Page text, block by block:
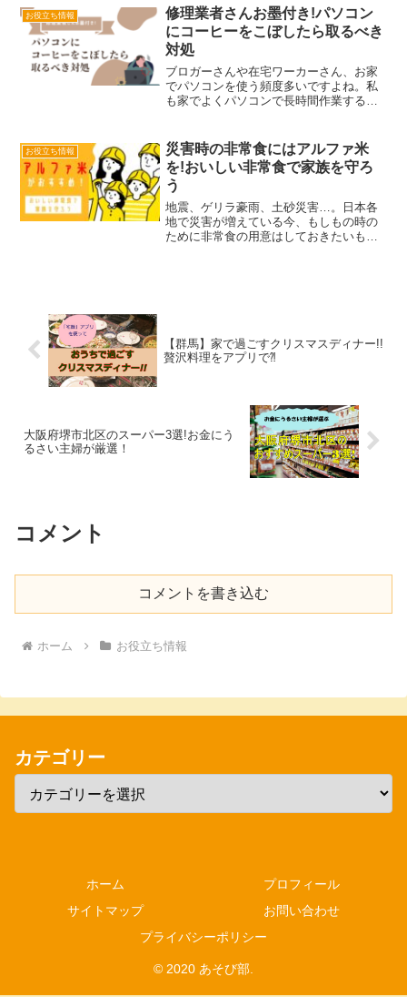
りなど、日頃特別な運動はしていなくて
も軽く動くくらいはできて...
お役立ち情報
修理業者さんお墨付き!パソコン
にコーヒーをこぼしたら取るべき
対処
ブロガーさんや在宅ワーカーさん、お家
でパソコンを使う頻度多いですよね。私
も家でよくパソコンで長時間作業するの
てしまったんです。まさか壊れた!?と冷
や汗止まりませんでした。...
お役立ち情報
災害時の非常食にはアルファ米
を!おいしい非常食で家族を守ろ
う
地震、ゲリラ豪雨、土砂災害…。日本各
地で災害が増えている今、もしもの時の
ために非常食の用意はしておきたいも
【群馬】家で過ごすクリスマスディナー!!
贅沢料理をアプリで⁈
大阪府堺市北区のスーパー3選!お金にう
るさい主婦が厳選！
コメント
コメントを書き込む
ホーム お役立ち情報
カテゴリー
ホーム
プロフィール
サイトマップ
お問い合わせ
プライバシーポリシー
© 2020 あそび部.